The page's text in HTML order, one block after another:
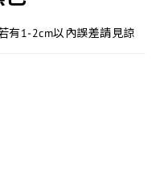
有1-2cm以內誤差請見諒